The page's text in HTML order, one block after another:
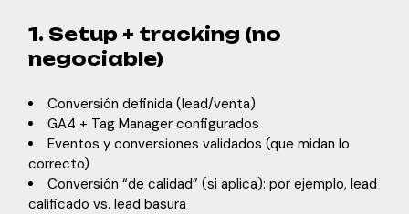
1. Setup + tracking (no
negociable)
Conversión definida (lead/venta)
GA4 + Tag Manager configurados
Eventos y conversiones validados (que midan lo
correcto)
Conversión “de calidad” (si aplica): por ejemplo, lead
calificado vs. lead basura